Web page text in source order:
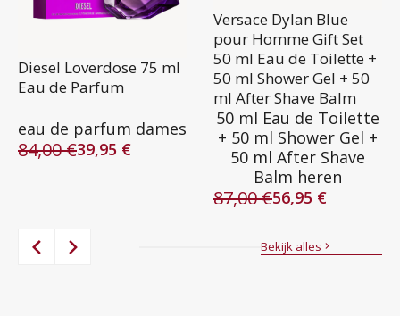
Diesel Loverdose 75 ml
Eau de Parfum
eau de parfum dames
84,00€
Oorspronkelijke
39,95 €
Huidige
Versace Dylan Blue
pour Homme Gift Set
50 ml Eau de Toilette +
50 ml Shower Gel + 50
ml After Shave Balm
50 ml Eau de Toilette
+ 50 ml Shower Gel +
50 ml After Shave
Balm heren
87,00€
Oorspronkelijke
56,95 €
Huidige
Bekijk alles